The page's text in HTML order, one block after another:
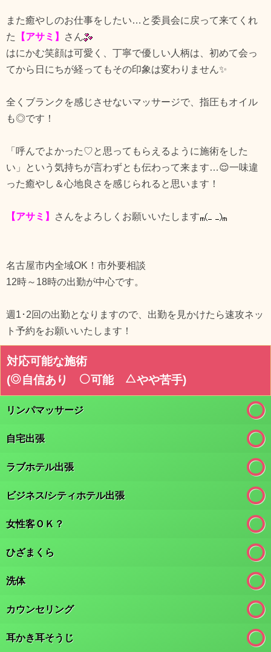
また癒やしのお仕事をしたい…と委員会に戻って来てくれ
た
【アサミ】
さん
はにかむ笑顔は可愛く、丁寧で優しい人柄は、 初めて会っ
てから日にちが経ってもその印象は変わりません✨
全くブランクを感じさせないマッサージで、指圧もオイル
も◎です！
「呼んでよかった♡と思ってもらえるように施術をした
い」という気持ちが言わずとも伝わって来ます…😌一味違
った癒やし＆心地良さを感じられると思います！
【アサミ】 さんをよろしくお願いいたします
名古屋市内全域OK！市外要相談
12時～18時の出勤が中心です。
週1･2回の出勤となりますので、出勤を見かけたら速攻ネッ
ト予約をお願いいたします！
対応可能な施術
(
自信あり 可能 やや苦手)
リンパマッサージ
自宅出張
ラブホテル出張
ビジネス/シティホテル出張
女性客ＯＫ？
ひざまくら
洗体
カウンセリング
耳かき耳そうじ